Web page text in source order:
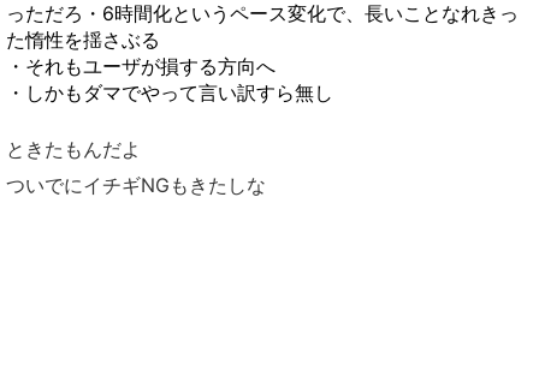
っただろ・6時間化というペース変化で、長いことなれきっ
た惰性を揺さぶる
・それもユーザが損する方向へ
・しかもダマでやって言い訳すら無し
ときたもんだよ
ついでにイチギNGもきたしな